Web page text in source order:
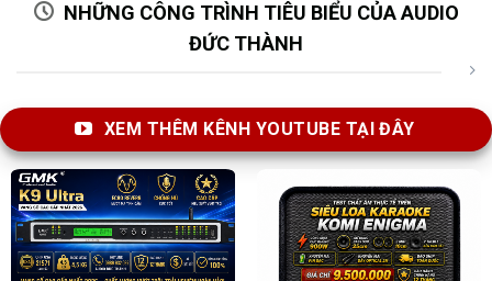
NHỮNG CÔNG TRÌNH TIÊU BIỂU CỦA AUDIO
ĐỨC THÀNH
XEM THÊM KÊNH YOUTUBE TẠI ĐÂY